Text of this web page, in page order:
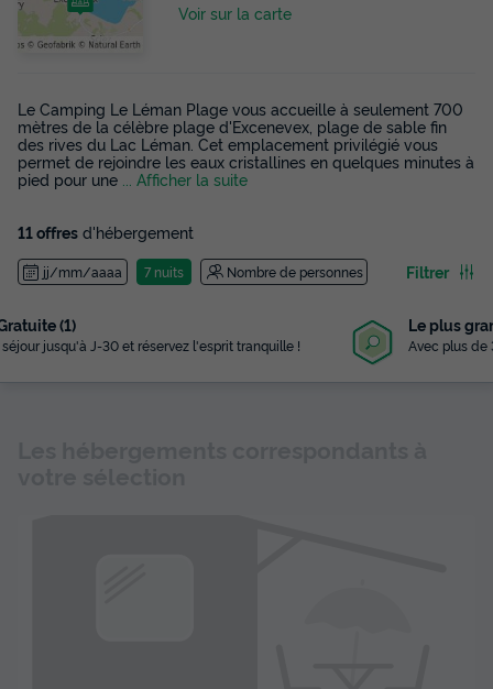
Voir sur la carte
Le Camping Le Léman Plage vous accueille à seulement 700
mètres de la célèbre plage d'Excenevex, plage de sable fin
des rives du Lac Léman. Cet emplacement privilégié vous
permet de rejoindre les eaux cristallines en quelques minutes à
pied pour une
... Afficher la suite
11 offres d'hébergement
jj/mm/aaaa 7 nuits Nombre de personnes Filtrer
Avec plus de 3 000 campings référencés